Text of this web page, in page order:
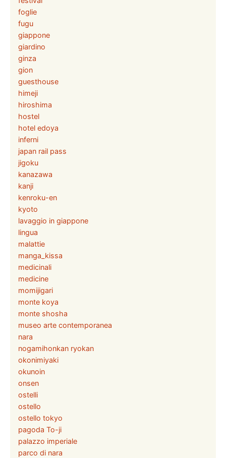
foglie
fugu
giappone
giardino
ginza
gion
guesthouse
himeji
hiroshima
hostel
hotel edoya
inferni
japan rail pass
jigoku
kanazawa
kanji
kenroku-en
kyoto
lavaggio in giappone
lingua
malattie
manga_kissa
medicinali
medicine
momijigari
monte koya
monte shosha
museo arte contemporanea
nara
nogamihonkan ryokan
okonimiyaki
okunoin
onsen
ostelli
ostello
ostello tokyo
pagoda To-ji
palazzo imperiale
parco di nara